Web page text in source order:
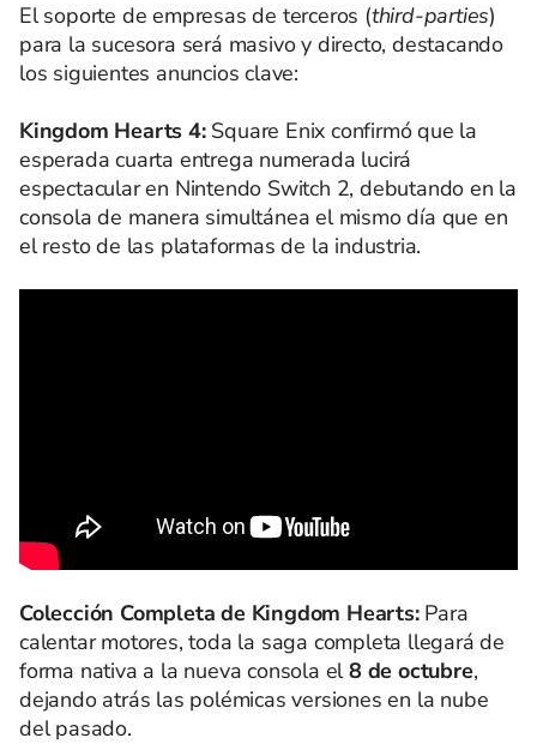
El soporte de empresas de terceros (third-parties)
para la sucesora será masivo y directo, destacando
los siguientes anuncios clave:
Kingdom Hearts 4:Square Enix confirmó que la
esperada cuarta entrega numerada lucirá
espectacular en Nintendo Switch 2, debutando en la
consola de manera simultánea el mismo día que en
el resto de las plataformas de la industria.
Colección Completa de Kingdom Hearts:Para
calentar motores, toda la saga completa llegará de
forma nativa a la nueva consola el8 de octubre,
dejando atrás las polémicas versiones en la nube
del pasado.